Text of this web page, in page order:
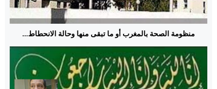
منظومة الصحة بالمغرب أو ما تبقى منها وحالة الانحطاط...